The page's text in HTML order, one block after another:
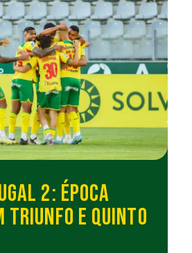
2: ÉPOCA
TRIUNFO E QUINTO